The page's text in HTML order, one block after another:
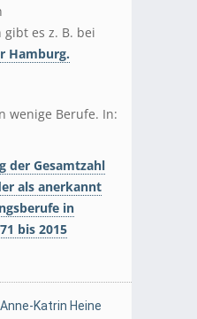
es z. B. bei
Hamburg.
wenige Berufe. In:
der Gesamtzahl
als anerkannt
in
bis 2015
Anne-Katrin Heine